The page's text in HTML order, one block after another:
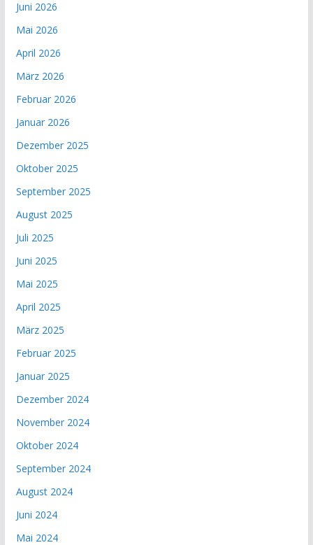
Juni 2026
Mai 2026
April 2026
März 2026
Februar 2026
Januar 2026
Dezember 2025
Oktober 2025
September 2025
August 2025
Juli 2025
Juni 2025
Mai 2025
April 2025
März 2025
Februar 2025
Januar 2025
Dezember 2024
November 2024
Oktober 2024
September 2024
August 2024
Juni 2024
Mai 2024